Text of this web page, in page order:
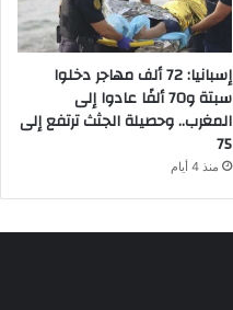
إسبانيا: 72 ألف مهاجر دخلوا
سبتة و70 ألفًا عادوا إلى
المغرب.. وحصيلة الجثث ترتفع إلى
75
منذ 4 أيام